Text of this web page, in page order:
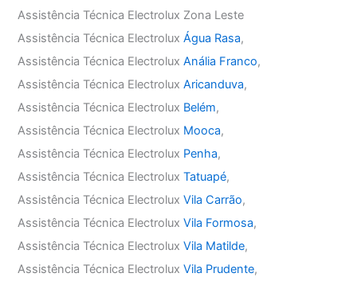
Assistência Técnica Electrolux Zona Leste
Assistência Técnica ElectroluxÁgua Rasa,
Assistência Técnica ElectroluxAnália Franco,
Assistência Técnica ElectroluxAricanduva,
Assistência Técnica Electrolux Belém,
Assistência Técnica Electrolux Mooca,
Assistência Técnica Electrolux Penha,
Assistência Técnica ElectroluxTatuapé,
Assistência Técnica ElectroluxVila Carrão,
Assistência Técnica ElectroluxVila Formosa,
Assistência Técnica ElectroluxVila Matilde,
Assistência Técnica ElectroluxVila Prudente,